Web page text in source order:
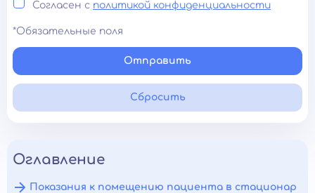
Согласен с политикой конфиденциальности
*Обязательные поля
Отправить
Сбросить
Оглавление
Показания к помещению пациента в стационар